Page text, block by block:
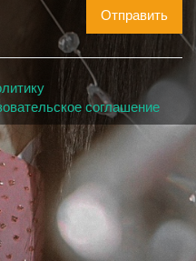
Отправить
соглашение